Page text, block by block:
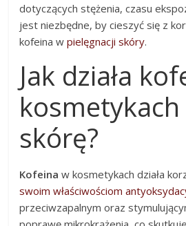
dotyczących stężenia, czasu
jest niezbędne, by cieszyć się z
kofeina wpielęgnacji skóry.
Jak działa
kosmetykach
skórę?
Kofeina w kosmetykach działa
swoim właściwościom
przeciwzapalnym oraz